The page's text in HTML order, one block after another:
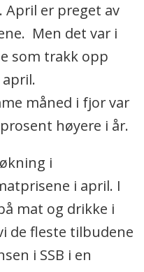
April er preget av
Men det var i
som trakk opp
måned i fjor var
høyere i år.
i
i april. I
mat og drikke i
de fleste tilbudene
i SSB i en